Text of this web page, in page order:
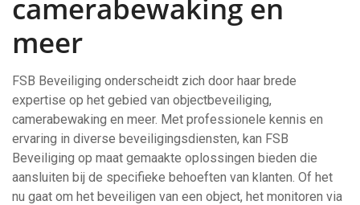
camerabewaking en
meer
FSB Beveiliging onderscheidt zich door haar brede
expertise op het gebied van objectbeveiliging,
camerabewaking en meer. Met professionele kennis en
ervaring in diverse beveiligingsdiensten, kan FSB
Beveiliging op maat gemaakte oplossingen bieden die
aansluiten bij de specifieke behoeften van klanten. Of het
nu gaat om het beveiligen van een object, het monitoren via